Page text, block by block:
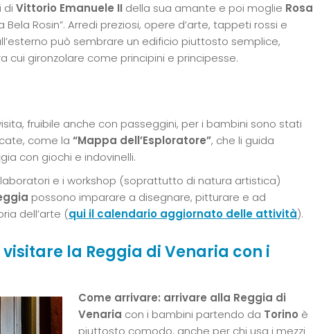
di Vittorio Emanuele II della sua amante e poi moglie Rosa
Rosin”. Arredi preziosi, opere d’arte, tappeti rossi e
può sembrare un edificio piuttosto semplice,
cui gironzolare come principini e principesse.
fruibile anche con passeggini, per i bambini sono stati
come la “Mappa dell’Esploratore”, che li guida
con giochi e indovinelli.
e i workshop (soprattutto di natura artistica)
possono imparare a disegnare, pitturare e ad
dell’arte (qui il calendario aggiornato delle attività).
la Reggia di Venaria con i
Come arrivare: arrivare alla Reggia di
Venaria con i bambini partendo da Torino è